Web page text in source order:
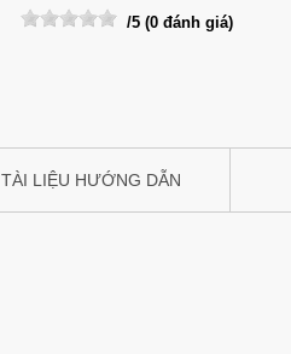
/5 (0 đánh giá)
TÀI LIỆU HƯỚNG DẪN